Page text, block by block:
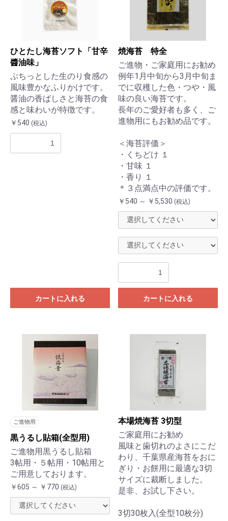
ひとたし海苔ソフト「甘辛
醬油味」
ぷちっとした生のり食感の
風味豊かなふりかけです。
醤油の香ばしさと海苔の食
感と味わいが特徴です。
￥540 (税込)
カートに入れる
焼海苔 特全
ご進物・ご家庭用にお勧め
例年1月中旬から3月中旬ま
でに収穫した色・つや・風
味の良い海苔です。
長年のご愛好者も多く、ご
進物用にもお勧め品です。
＜海苔評価＞
・くちどけ １
・甘味 １
・香り １
＊３点満点中の評価です。
￥540 ～ ￥5,530 (税込)
カートに入れる
ご進物用
黒うるし貼箱(全型用)
ご進物用黒うるし貼箱
3帖用・５帖用・10帖用と
ご用意しております。
￥605 ～ ￥770 (税込)
本場焼海苔 3切型
ご家庭用にお勧め
風味と歯切れのよさにこだ
わり、千葉県産海苔をおに
ぎり・お餅用に最適な3切
サイズに裁断しました。
是非、お試し下さい。
3切30枚入(全型10枚分)